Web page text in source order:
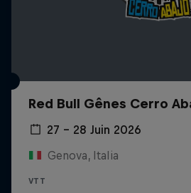
Red Bull Gênes Cerro
27 – 28 Juin 2026
Genova, Italia
VTT